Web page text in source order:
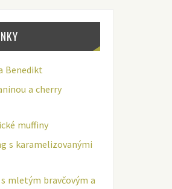
Benedikt
a cherry
muffiny
s karamelizovanými
mletým bravčovým a